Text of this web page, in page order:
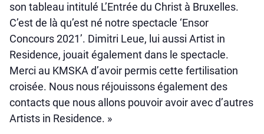
son tableau intitulé L’Entrée du Christ à Bruxelles.
C’est de là qu’est né notre spectacle ‘Ensor
Concours 2021’. Dimitri Leue, lui aussi Artist in
Residence, jouait également dans le spectacle.
Merci au KMSKA d’avoir permis cette fertilisation
croisée. Nous nous réjouissons également des
contacts que nous allons pouvoir avoir avec d’autres
Artists in Residence. »